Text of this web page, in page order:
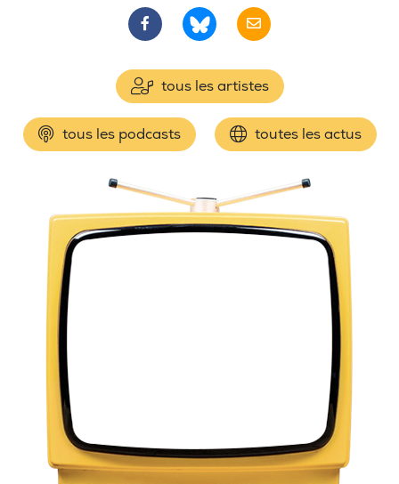
tous les artistes
tous les podcasts toutes les actus